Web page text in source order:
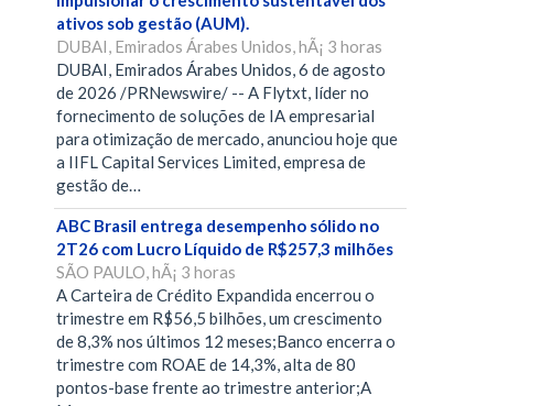
ativos sob gestão (AUM).
DUBAI, Emirados Árabes Unidos, hÃ¡ 3 horas
DUBAI, Emirados Árabes Unidos, 6 de agosto
de 2026 /PRNewswire/ -- A Flytxt, líder no
fornecimento de soluções de IA empresarial
para otimização de mercado, anunciou hoje que
a IIFL Capital Services Limited, empresa de
gestão de…
ABC Brasil entrega desempenho sólido no
2T26 com Lucro Líquido de R$257,3 milhões
SÃO PAULO, hÃ¡ 3 horas
A Carteira de Crédito Expandida encerrou o
trimestre em R$56,5 bilhões, um crescimento
de 8,3% nos últimos 12 meses;Banco encerra o
trimestre com ROAE de 14,3%, alta de 80
pontos-base frente ao trimestre anterior;A